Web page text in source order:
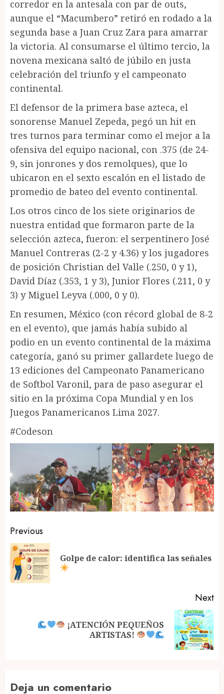
corredor en la antesala con par de outs,
aunque el “Macumbero” retiró en rodado a la
segunda base a Juan Cruz Zara para amarrar
la victoria. Al consumarse el último tercio, la
novena mexicana saltó de júbilo en justa
celebración del triunfo y el campeonato
continental.
El defensor de la primera base azteca, el
sonorense Manuel Zepeda, pegó un hit en
tres turnos para terminar como el mejor a la
ofensiva del equipo nacional, con .375 (de 24-
9, sin jonrones y dos remolques), que lo
ubicaron en el sexto escalón en el listado de
promedio de bateo del evento continental.
Los otros cinco de los siete originarios de
nuestra entidad que formaron parte de la
selección azteca, fueron: el serpentinero José
Manuel Contreras (2-2 y 4.36) y los jugadores
de posición Christian del Valle (.250, 0 y 1),
David Díaz (.353, 1 y 3), Junior Flores (.211, 0 y
3) y Miguel Leyva (.000, 0 y 0).
En resumen, México (con récord global de 8-2
en el evento), que jamás había subido al
podio en un evento continental de la máxima
categoría, ganó su primer gallardete luego de
13 ediciones del Campeonato Panamericano
de Softbol Varonil, para de paso asegurar el
sitio en la próxima Copa Mundial y en los
Juegos Panamericanos Lima 2027.
#Codeson
Post
navigation
Previous
Golpe de calor: identifica las señales
Next
¡ATENCIÓN PEQUEÑOS
ARTISTAS!
Deja un comentario